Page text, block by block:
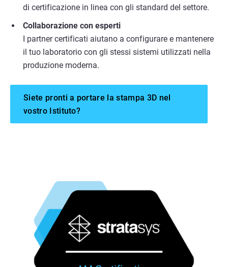
di certificazione in linea con gli standard del settore.
Collaborazione con esperti
I partner certificati aiutano a configurare e mantenere
il tuo laboratorio con gli stessi sistemi utilizzati nella
produzione moderna.
Siete pronti a portare la stampa 3D nel
vostro Istituto?